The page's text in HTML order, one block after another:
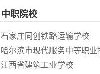
中职院校
石家庄同创铁路运输学校
哈尔滨市现代服务中等职业
江西省建筑工业学校